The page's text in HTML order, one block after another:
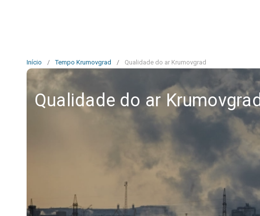
Início / Tempo Krumovgrad / Qualidade do ar Krumovgrad
Qualidade do ar Krumovgrad